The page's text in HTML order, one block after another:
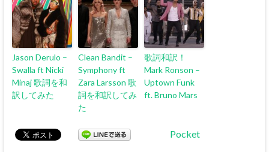
Jason Derulo –
Swalla ft Nicki
Minaj 歌詞を和
訳してみた
Clean Bandit –
Symphony ft
Zara Larsson 歌
詞を和訳してみ
た
歌詞和訳！
Mark Ronson –
Uptown Funk
ft. Bruno Mars
Pocket